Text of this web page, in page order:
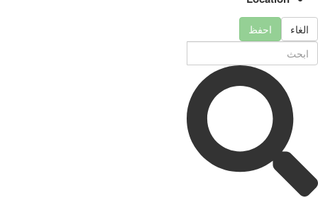
الغاء احفظ